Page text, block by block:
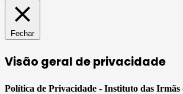
Fechar
Visão geral de privacidade
Política de Privacidade - Instituto das Irmãs